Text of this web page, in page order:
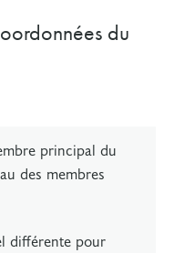
du
principal du
des membres
différente pour